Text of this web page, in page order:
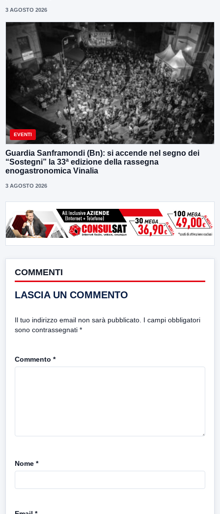
3 AGOSTO 2026
EVENTI
Guardia Sanframondi (Bn): si accende nel segno dei
“Sostegni” la 33ª edizione della rassegna
enogastronomica Vinalia
3 AGOSTO 2026
COMMENTI
LASCIA UN COMMENTO
Il tuo indirizzo email non sarà pubblicato. I campi obbligatori
sono contrassegnati *
Commento *
Nome *